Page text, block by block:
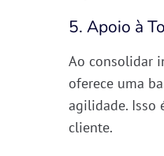
5. Apoio à
Ao consolidar
oferece uma
agilidade. Isso
cliente.